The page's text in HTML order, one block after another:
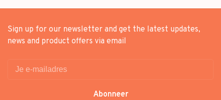
Sign up for our newsletter and get the latest updates,
news and product offers via email
Abonneer